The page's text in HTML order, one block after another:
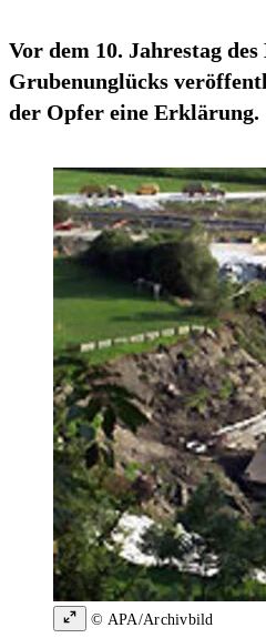
Vor dem 10. Jahrestag
Grubenunglücks
der Opfer eine Erklärung.
© APA/Archivbild